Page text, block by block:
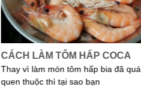
CÁCH LÀM TÔM HẤP COCA
Thay vì làm món tôm hấp bia đã quá
quen thuộc thì tại sao bạn